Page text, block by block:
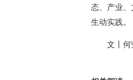
态、产业
生动实践。
文丨何